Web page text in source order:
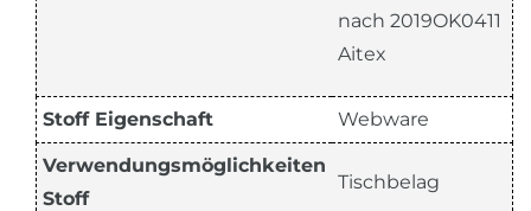
nach 2019OK0411
Aitex
Stoff Eigenschaft Webware
Verwendungsmöglichkeiten
Stoff
Tischbelag